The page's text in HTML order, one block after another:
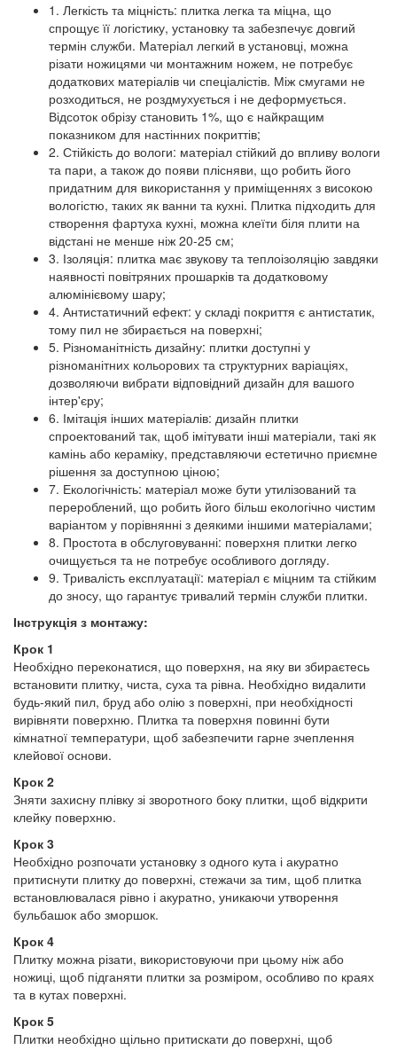
1. Легкість та міцність: плитка легка та міцна, що
спрощує її логістику, установку та забезпечує довгий
термін служби. Матеріал легкий в установці, можна
різати ножицями чи монтажним ножем, не потребує
додаткових матеріалів чи спеціалістів. Між смугами не
розходиться, не роздмухується і не деформується.
Відсоток обрізу становить 1%, що є найкращим
показником для настінних покриттів;
2. Стійкість до вологи: матеріал стійкий до впливу вологи
та пари, а також до появи плісняви, що робить його
придатним для використання у приміщеннях з високою
вологістю, таких як ванни та кухні. Плитка підходить для
створення фартуха кухні, можна клеїти біля плити на
відстані не менше ніж 20-25 см;
3. Ізоляція: плитка має звукову та теплоізоляцію завдяки
наявності повітряних прошарків та додатковому
алюмінієвому шару;
4. Антистатичний ефект: у складі покриття є антистатик,
тому пил не збирається на поверхні;
5. Різноманітність дизайну: плитки доступні у
різноманітних кольорових та структурних варіаціях,
дозволяючи вибрати відповідний дизайн для вашого
інтер'єру;
6. Імітація інших матеріалів: дизайн плитки
спроектований так, щоб імітувати інші матеріали, такі як
камінь або кераміку, представляючи естетично приємне
рішення за доступною ціною;
7. Екологічність: матеріал може бути утилізований та
перероблений, що робить його більш екологічно чистим
варіантом у порівнянні з деякими іншими матеріалами;
8. Простота в обслуговуванні: поверхня плитки легко
очищується та не потребує особливого догляду.
9. Тривалість експлуатації: матеріал є міцним та стійким
до зносу, що гарантує тривалий термін служби плитки.
Інструкція з монтажу:
Крок 1
Необхідно переконатися, що поверхня, на яку ви збираєтесь
встановити плитку, чиста, суха та рівна. Необхідно видалити
будь-який пил, бруд або олію з поверхні, при необхідності
вирівняти поверхню. Плитка та поверхня повинні бути
кімнатної температури, щоб забезпечити гарне зчеплення
клейової основи.
Крок 2
Зняти захисну плівку зі зворотного боку плитки, щоб відкрити
клейку поверхню.
Крок 3
Необхідно розпочати установку з одного кута і акуратно
притиснути плитку до поверхні, стежачи за тим, щоб плитка
встановлювалася рівно і акуратно, уникаючи утворення
бульбашок або зморшок.
Крок 4
Плитку можна різати, використовуючи при цьому ніж або
ножиці, щоб підганяти плитки за розміром, особливо по краях
та в кутах поверхні.
Крок 5
Плитки необхідно щільно притискати до поверхні, щоб